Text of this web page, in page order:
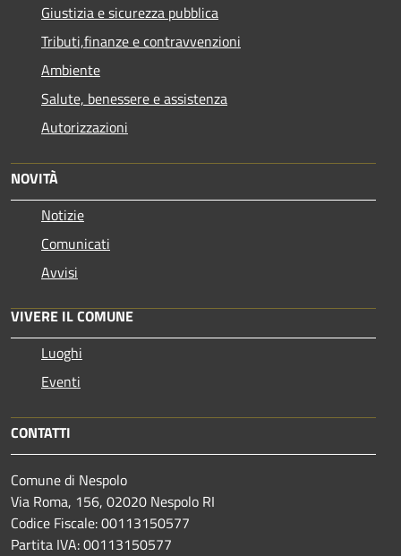
Giustizia e sicurezza pubblica
Tributi,finanze e contravvenzioni
Ambiente
Salute, benessere e assistenza
Autorizzazioni
NOVITÀ
Notizie
Comunicati
Avvisi
VIVERE IL COMUNE
Luoghi
Eventi
CONTATTI
Comune di Nespolo
Via Roma, 156, 02020 Nespolo RI
Codice Fiscale: 00113150577
Partita IVA: 00113150577